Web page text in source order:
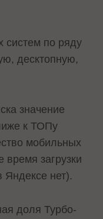
систем по ряду
десктопную,
значение
к ТОПу
мобильных
загрузки
Яндексе нет).
доля Турбо-